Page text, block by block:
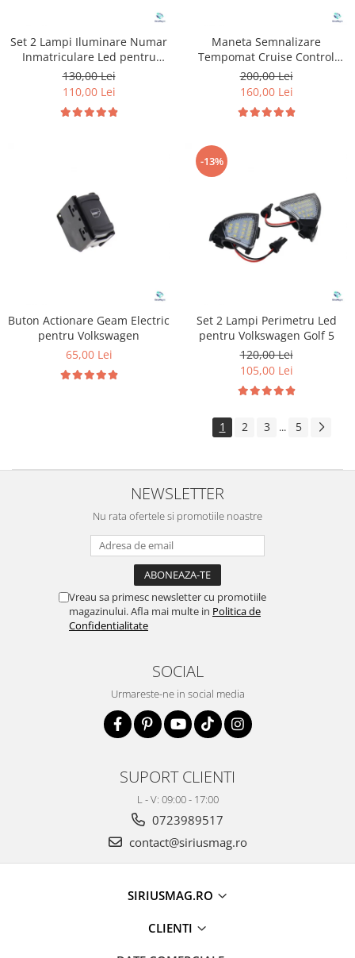
Set 2 Lampi Iluminare Numar
Inmatriculare Led pentru
Volkswagen Golf
130,00 Lei
110,00 Lei
Maneta Semnalizare
Tempomat Cruise Control
pentru Volkswagen Seat
Skoda
200,00 Lei
160,00 Lei
Buton Actionare Geam Electric
pentru Volkswagen
65,00 Lei
-13%
Set 2 Lampi Perimetru Led
pentru Volkswagen Golf 5
120,00 Lei
105,00 Lei
1 2 3 ... 5
NEWSLETTER
Nu rata ofertele si promotiile noastre
Vreau sa primesc newsletter cu promotiile
magazinului. Afla mai multe in Politica de
Confidentialitate
SOCIAL
Urmareste-ne in social media
SUPORT CLIENTI
L - V: 09:00 - 17:00
0723989517
contact@siriusmag.ro
SIRIUSMAG.RO
CLIENTI